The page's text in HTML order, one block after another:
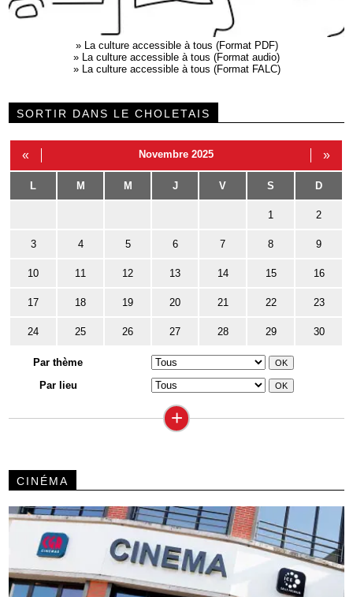
»
La culture accessible à tous (Format PDF)
»
La culture accessible à tous (Format audio)
»
La culture accessible à tous (Format FALC)
SORTIR DANS LE CHOLETAIS
« Novembre 2025 »
L M M J V S D
1 2
3 4 5 6 7 8 9
10 11 12 13 14 15 16
17 18 19 20 21 22 23
24 25 26 27 28 29 30
Par thème
Par lieu
+
CINÉMA